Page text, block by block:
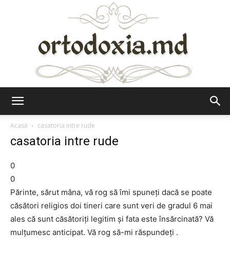
Acasă
casatoria intre rude
casatoria intre rude
0
0
Părinte, sărut mâna, vă rog să îmi spuneți dacă se poate
căsători religios doi tineri care sunt veri de gradul 6 mai
ales că sunt căsătoriți legitim și fata este însărcinată? Vă
mulțumesc anticipat. Vă rog să-mi răspundeți .